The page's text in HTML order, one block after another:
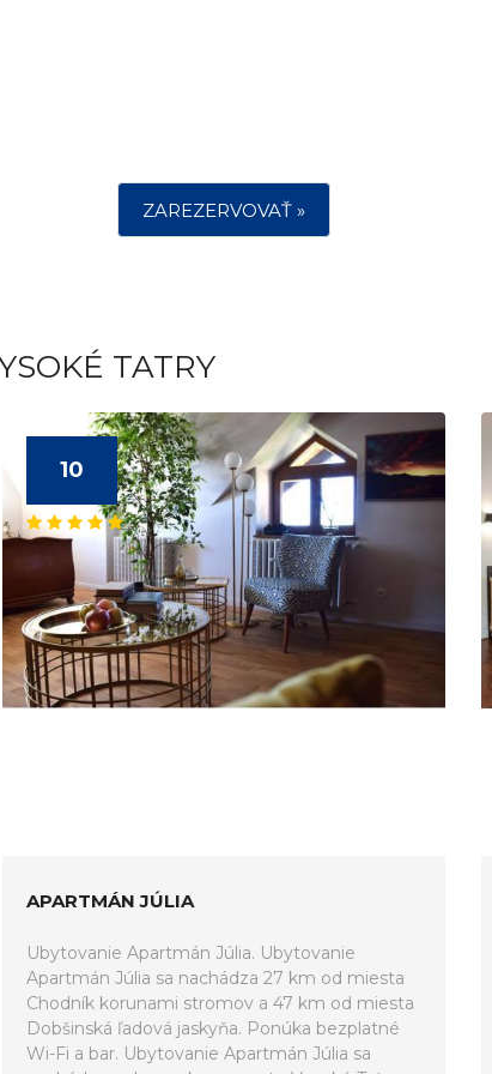
ZAREZERVOVAŤ »
TATRY
10
APARTMÁN JÚLIA
Ubytovanie Apartmán Júlia. Ubytovanie
Apartmán Júlia sa nachádza 27 km od miesta
Chodník korunami stromov a 47 km od miesta
Dobšinská ľadová jaskyňa. Ponúka bezplatné
Wi-Fi a bar. Ubytovanie Apartmán Júlia sa